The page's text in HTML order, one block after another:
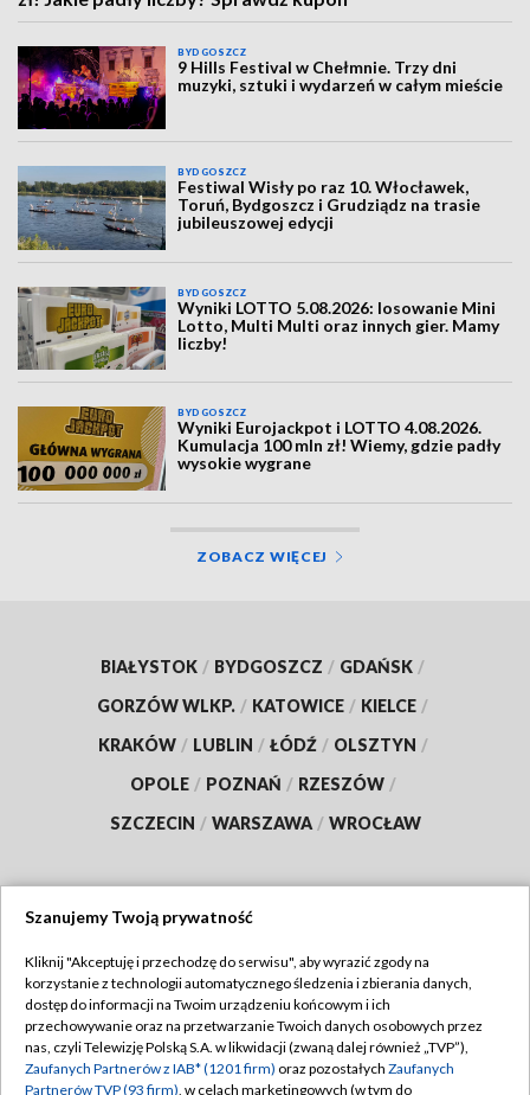
BYDGOSZCZ
9 Hills Festival w Chełmnie. Trzy dni
muzyki, sztuki i wydarzeń w całym mieście
BYDGOSZCZ
Festiwal Wisły po raz 10. Włocławek,
Toruń, Bydgoszcz i Grudziądz na trasie
jubileuszowej edycji
BYDGOSZCZ
Wyniki LOTTO 5.08.2026: losowanie Mini
Lotto, Multi Multi oraz innych gier. Mamy
liczby!
BYDGOSZCZ
Wyniki Eurojackpot i LOTTO 4.08.2026.
Kumulacja 100 mln zł! Wiemy, gdzie padły
wysokie wygrane
ZOBACZ WIĘCEJ
BIAŁYSTOK / BYDGOSZCZ / GDAŃSK /
GORZÓW WLKP. / KATOWICE / KIELCE /
KRAKÓW / LUBLIN / ŁÓDŹ / OLSZTYN /
OPOLE / POZNAŃ / RZESZÓW /
SZCZECIN / WARSZAWA / WROCŁAW
TVP
Abonament TVP
Emisja w TVP
Regulamin TVP
Polityka prywatności
Szanujemy Twoją prywatność
Kliknij "Akceptuję i przechodzę do serwisu", aby wyrazić zgody na
korzystanie z technologii automatycznego śledzenia i zbierania danych,
dostęp do informacji na Twoim urządzeniu końcowym i ich
przechowywanie oraz na przetwarzanie Twoich danych osobowych przez
nas, czyli Telewizję Polską S.A. w likwidacji (zwaną dalej również „TVP”),
Zaufanych Partnerów z IAB* (1201 firm) oraz pozostałych Zaufanych
Partnerów TVP (93 firm), w celach marketingowych (w tym do